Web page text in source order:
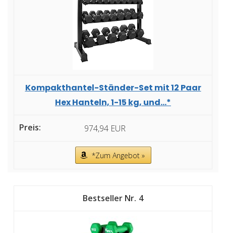
Kompakthantel-Ständer-Set mit 12 Paar
Hex Hanteln, 1-15 kg, und...*
974,94 EUR
*Zum Angebot »
4